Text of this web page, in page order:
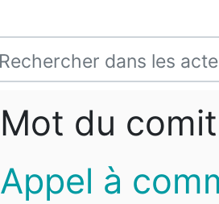
Mot du
Appel à